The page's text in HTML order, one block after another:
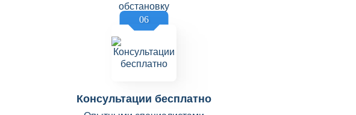
обстановку
06
Консультации бесплатно